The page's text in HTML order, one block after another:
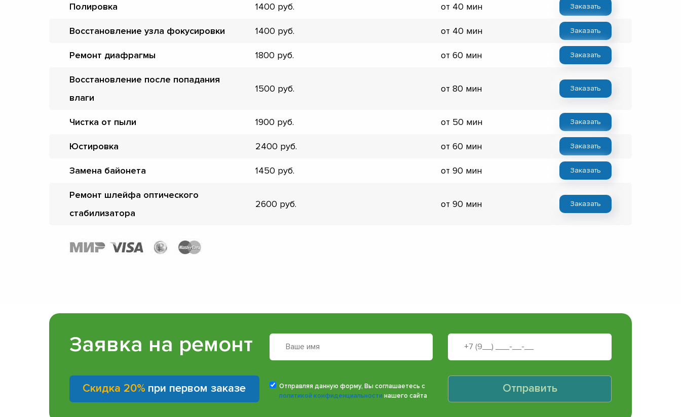
Полировка 1400 от 40 мин Заказать
Восстановление узла фокусировки 1400 от 40 мин Заказать
Ремонт диафрагмы 1800 от 60 мин Заказать
Восстановление после попадания
влаги
1500 от 80 мин Заказать
Чистка от пыли 1900 от 50 мин Заказать
Юстировка 2400 от 60 мин Заказать
Замена байонета 1450 от 90 мин Заказать
Ремонт шлейфа оптического
стабилизатора
2600 от 90 мин Заказать
Заявка на ремонт
Скидка 20% при первом заказе
Отправляя данную форму, Вы соглашаетесь с
политикой конфиденциальности нашего сайта
Отправить